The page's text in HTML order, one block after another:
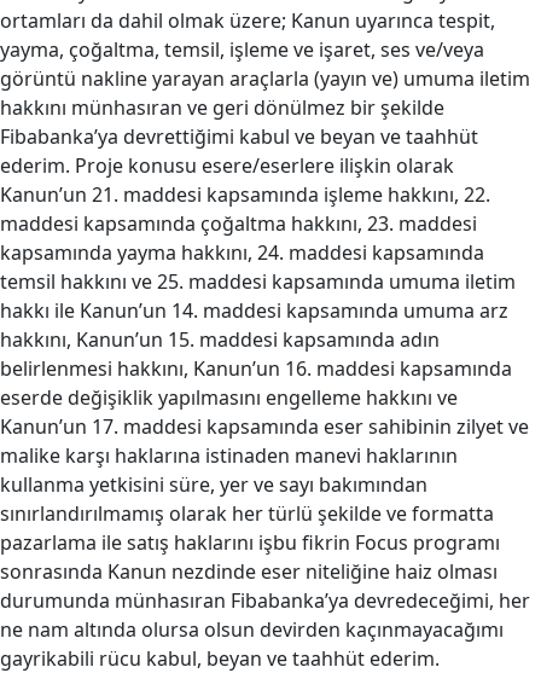
ortamları da dahil olmak üzere; Kanun uyarınca tespit,
yayma, çoğaltma, temsil, işleme ve işaret, ses ve/veya
görüntü nakline yarayan araçlarla (yayın ve) umuma iletim
hakkını münhasıran ve geri dönülmez bir şekilde
Fibabanka’ya devrettiğimi kabul ve beyan ve taahhüt
ederim. Proje konusu esere/eserlere ilişkin olarak
Kanun’un 21. maddesi kapsamında işleme hakkını, 22.
maddesi kapsamında çoğaltma hakkını, 23. maddesi
kapsamında yayma hakkını, 24. maddesi kapsamında
temsil hakkını ve 25. maddesi kapsamında umuma iletim
hakkı ile Kanun’un 14. maddesi kapsamında umuma arz
hakkını, Kanun’un 15. maddesi kapsamında adın
belirlenmesi hakkını, Kanun’un 16. maddesi kapsamında
eserde değişiklik yapılmasını engelleme hakkını ve
Kanun’un 17. maddesi kapsamında eser sahibinin zilyet ve
malike karşı haklarına istinaden manevi haklarının
kullanma yetkisini süre, yer ve sayı bakımından
sınırlandırılmamış olarak her türlü şekilde ve formatta
pazarlama ile satış haklarını işbu fikrin Focus programı
sonrasında Kanun nezdinde eser niteliğine haiz olması
durumunda münhasıran Fibabanka’ya devredeceğimi, her
ne nam altında olursa olsun devirden kaçınmayacağımı
gayrikabili rücu kabul, beyan ve taahhüt ederim.